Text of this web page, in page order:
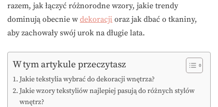
razem, jak łączyć różnorodne wzory, jakie trendy
dominują obecnie w dekoracji oraz jak dbać o tkaniny,
aby zachowały swój urok na długie lata.
W tym artykule przeczytasz
Jakie tekstylia wybrać do dekoracji wnętrza?
Jakie wzory tekstyliów najlepiej pasują do różnych stylów
wnętrz?